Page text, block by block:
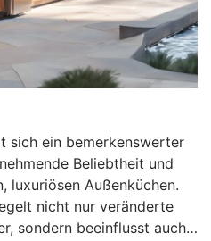
sich ein bemerkenswerter
Beliebtheit und
luxuriösen Außenküchen.
nicht nur veränderte
sondern beeinflusst auch…